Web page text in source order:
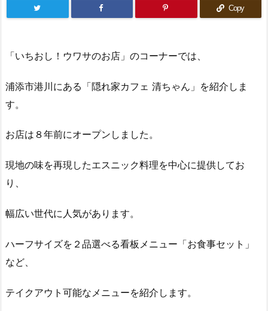
Copy
「いちおし！ウワサのお店」のコーナーでは、
浦添市港川にある「隠れ家カフェ 清ちゃん」を紹介しま
す。
お店は８年前にオープンしました。
現地の味を再現したエスニック料理を中心に提供してお
り、
幅広い世代に人気があります。
ハーフサイズを２品選べる看板メニュー「お食事セット」
など、
テイクアウト可能なメニューを紹介します。